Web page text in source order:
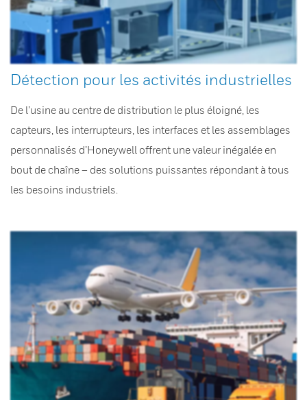
Détection pour les activités industrielles
De l’usine au centre de distribution le plus éloigné, les
capteurs, les interrupteurs, les interfaces et les assemblages
personnalisés d’Honeywell offrent une valeur inégalée en
bout de chaîne – des solutions puissantes répondant à tous
les besoins industriels.